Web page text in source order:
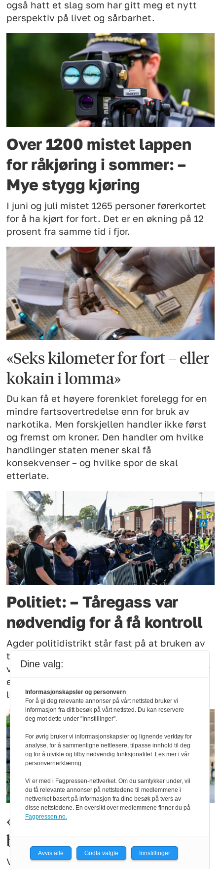
også hatt et slag som har gitt meg et nytt
perspektiv på livet og sårbarhet.
Over 1200 mistet lappen
for råkjøring i sommer: –
Mye stygg kjøring
I juni og juli mistet 1265 personer førerkortet
for å ha kjørt for fort. Det er en økning på 12
prosent fra samme tid i fjor.
«Seks kilometer for fort – eller
kokain i lomma»
Du kan få et høyere forenklet forelegg for en
mindre fartsovertredelse enn for bruk av
narkotika. Men forskjellen handler ikke først
og fremst om kroner. Den handler om hvilke
handlinger staten mener skal få
konsekvenser – og hvilke spor de skal
etterlate.
Politiet: – Tåregass var
nødvendig for å få kontroll
Agder politidistrikt står fast på at bruken av
tåregass var nødvendig da det oppsto
voldelige sammenstøt mellom supportere før
eliteseriekampen mellom Start og Viking
lørdag.
«Hvem skal politiets
bevæpning beskytte?»
Vedtaket om generell bevæpning av politiet
Dine valg:
Informasjonskapsler og personvern
For å gi deg relevante annonser på vårt nettsted bruker vi
informasjon fra ditt besøk på vårt nettsted. Du kan reservere
deg mot dette under "Innstillinger".
For øvrig bruker vi informasjonskapsler og lignende verktøy for
analyse, for å sammenligne nettlesere, tilpasse innhold til deg
og for å utvikle og tilby nødvendig funksjonalitet. Les mer i vår
personvernerklæring.
Vi er med i Fagpressen-nettverket. Om du samtykker under, vil
du få relevante annonser på nettstedene til medlemmene i
nettverket basert på informasjon fra dine besøk på tvers av
disse nettstedene. En oversikt over medlemmene finner du på
Fagpressen.no.
Avvis alle Godta valgte Innstillinger